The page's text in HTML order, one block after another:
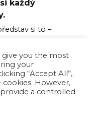
každý
si to –
give you the most
your
“Accept All”,
However,
a controlled